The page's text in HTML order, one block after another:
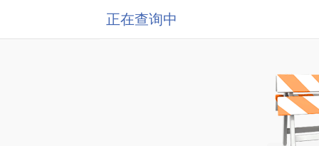
正在查询中